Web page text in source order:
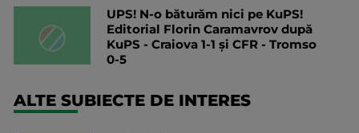
UPS! N-o băturăm nici pe KuPS!
Editorial Florin Caramavrov după
KuPS - Craiova 1-1 și CFR - Tromso
0-5
ALTE SUBIECTE DE INTERES